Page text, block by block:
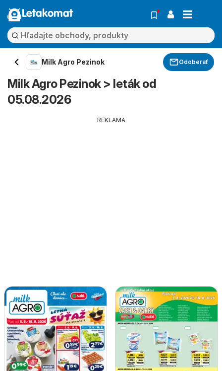
Letakomat
Milk Agro Pezinok Odoberať
Milk Agro Pezinok > leták od
05.08.2026
REKLAMA